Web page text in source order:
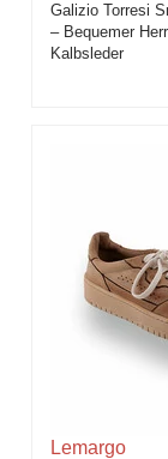
Galizio Torresi
– Bequemer
Kalbsleder
Lemargo